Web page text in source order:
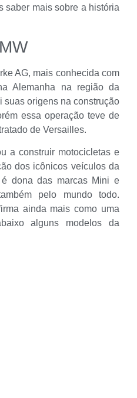
saber mais sobre a história
AG, mais conhecida com
Alemanha na região da
suas origens na construção
essa operação teve de
de Versailles.
a construir motocicletas e
dos icônicos veículos da
dona das marcas Mini e
pelo mundo todo.
ainda mais como uma
alguns modelos da